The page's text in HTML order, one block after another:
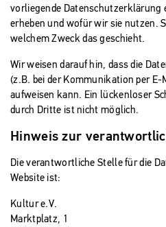
vorliegende
erheben und wofür wir sie nutzen.
welchem Zweck das geschieht.
Wir weisen darauf hin, dass die
(z.B. bei der Kommunikation per
aufweisen kann. Ein lückenloser
durch Dritte ist nicht möglich.
Hinweis zur
Die verantwortliche Stelle für die
Website ist:
Kultur e.V.
Marktplatz, 1